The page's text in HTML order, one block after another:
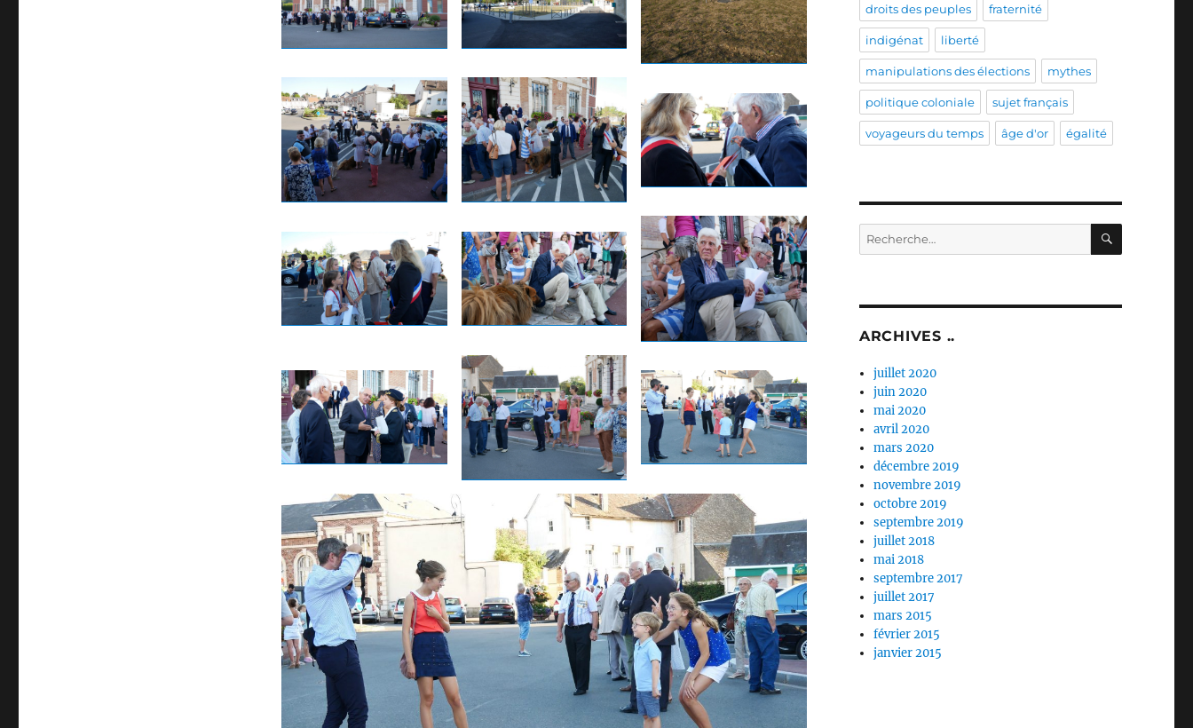
droits des peuples fraternité
indigénat liberté
manipulations des élections mythes
politique coloniale sujet français
voyageurs du temps âge d'or égalité
Recherche
pour :
ARCHIVES ..
juillet 2020
juin 2020
mai 2020
avril 2020
mars 2020
décembre 2019
novembre 2019
octobre 2019
septembre 2019
juillet 2018
mai 2018
septembre 2017
juillet 2017
mars 2015
février 2015
janvier 2015